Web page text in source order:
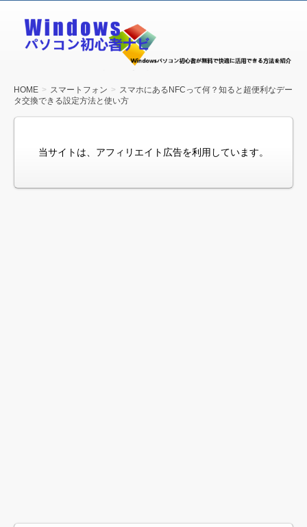
Windows
パソコン
HOME スマートフォン
スマホにあるNFCって何？知ると超便利なデー
タ交換できる設定方法と使い方
当サイトは、アフィリエイト広告を利用しています。